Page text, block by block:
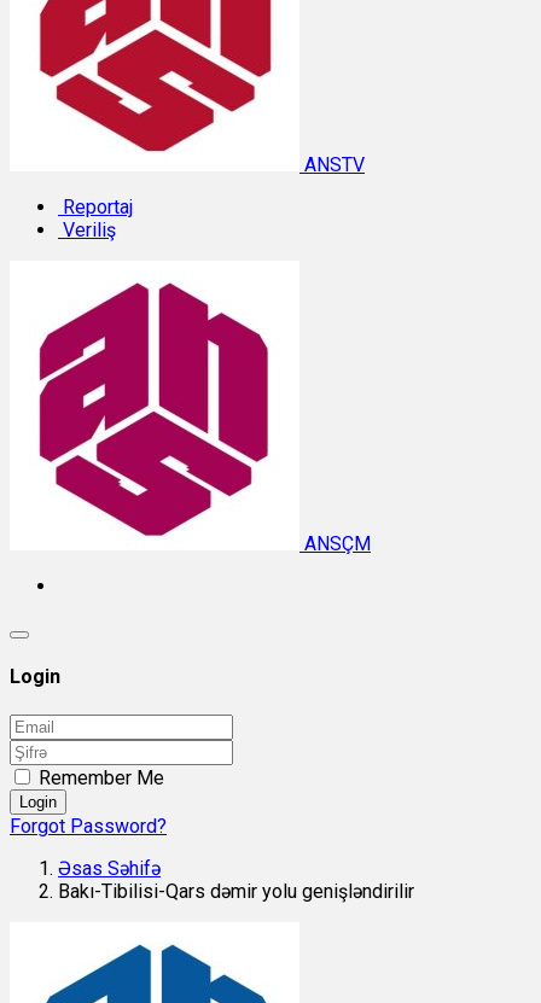
ANSTV
Reportaj
Veriliş
ANSÇM
Login
Remember Me
Login
Forgot Password?
Əsas Səhifə
Bakı-Tibilisi-Qars dəmir yolu genişləndirilir